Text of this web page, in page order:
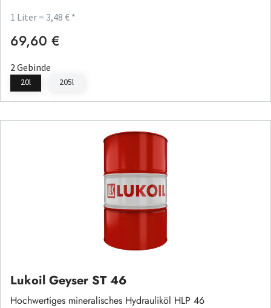
1 Liter = 3,48 € *
Regulärer Preis:
69,60 €
2 Gebinde
20l 205l
Lukoil Geyser ST 46
Hochwertiges mineralisches Hydrauliköl HLP 46